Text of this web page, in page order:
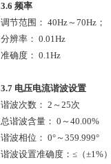
3.6 频率
调节范围： 40Hz～70Hz；
分辨率： 0.01Hz
准确度： 0.1Hz
3.7 电压电流谐波设置
谐波次数： 2～25次
总谐波含量： 0～40.00%
谐波相位： 0°～359.999°
谐波设置准确度：≤（±1%